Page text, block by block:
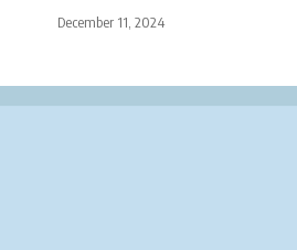
December 11, 2024